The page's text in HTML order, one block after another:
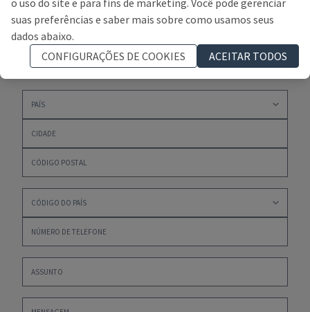
o uso do site e para fins de marketing. Você pode gerenciar
suas preferências e saber mais sobre como usamos seus
dados abaixo.
CONFIGURAÇÕES DE COOKIES
ACEITAR TODOS